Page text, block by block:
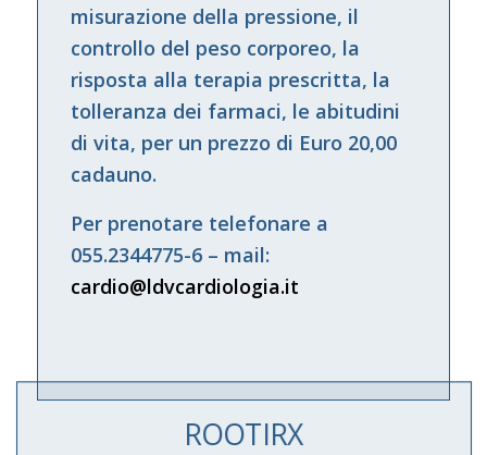
misurazione della pressione, il
controllo del peso corporeo, la
risposta alla terapia prescritta, la
tolleranza dei farmaci, le abitudini
di vita, per un prezzo di Euro 20,00
cadauno.
Per prenotare telefonare a
055.2344775-6 – mail:
cardio@ldvcardiologia.it
ROOTIRX